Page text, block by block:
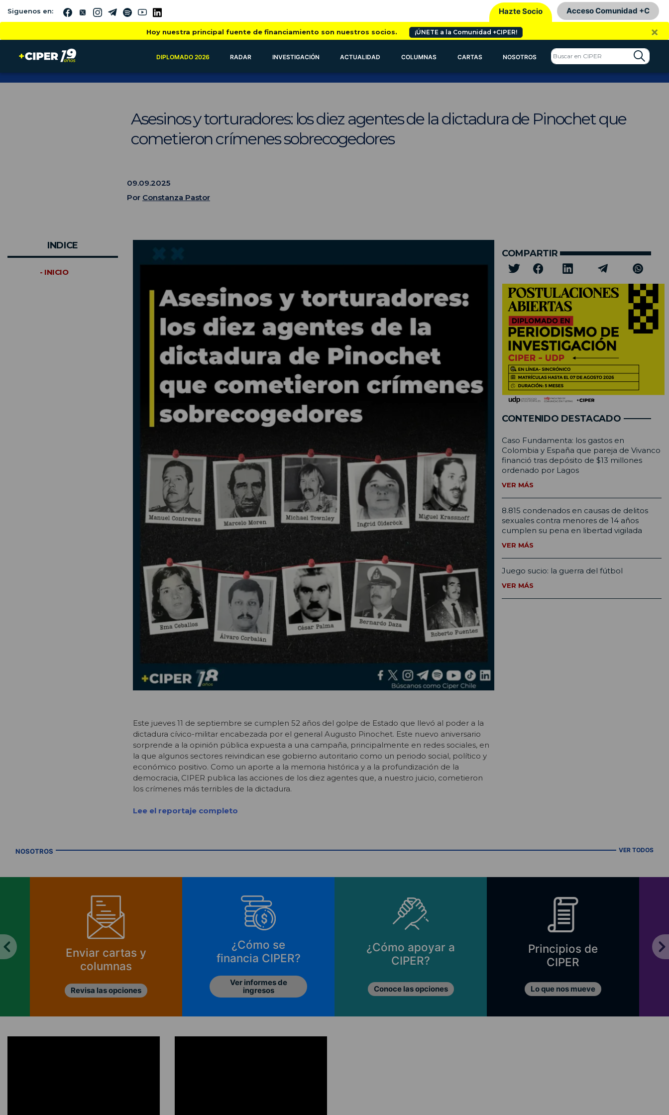
Siguenos en: Hazte Socio Acceso Comunidad +C
Hoy nuestra principal fuente de financiamiento son nuestros socios. ¡ÚNETE a la Comunidad +CIPER! ×
DIPLOMADO 2026 RADAR INVESTIGACIÓN ACTUALIDAD COLUMNAS CARTAS NOSOTROS
Asesinos y torturadores: los diez agentes de la dictadura de Pinochet que
cometieron crímenes sobrecogedores
09.09.2025
Por Constanza Pastor
INDICE
- INICIO
Este jueves 11 de septiembre se cumplen 52 años del golpe de Estado que llevó al poder a la
dictadura cívico-militar encabezada por el general Augusto Pinochet. Este nuevo aniversario
sorprende a la opinión pública expuesta a una campaña, principalmente en redes sociales, en
la que algunos sectores reivindican ese gobierno autoritario como un periodo social, político y
económico positivo. Como un aporte a la memoria histórica y a la profundización de la
democracia, CIPER publica las acciones de los diez agentes que, a nuestro juicio, cometieron
los crímenes más terribles de la dictadura.
Lee el reportaje completo
COMPARTIR
CONTENIDO DESTACADO
Caso Fundamenta: los gastos en
Colombia y España que pareja de Vivanco
financió tras depósito de $13 millones
ordenado por Lagos
VER MÁS
8.815 condenados en causas de delitos
sexuales contra menores de 14 años
cumplen su pena en libertad vigilada
VER MÁS
Juego sucio: la guerra del fútbol
VER MÁS
NOSOTROS VER TODOS
financia CIPER?
Ver informes de
ingresos
¿Cómo apoyar a
CIPER?
Conoce las opciones
Principios de
CIPER
Lo que nos mueve
Directorio
Fundación CIPER
Nuestro directorio